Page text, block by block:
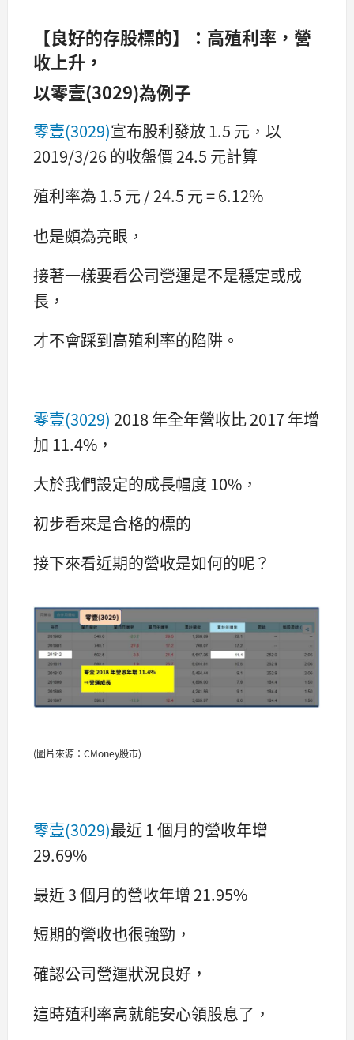
【良好的存股標的】：高殖利率，營
收上升，
以零壹(3029)為例子
零壹(3029)宣布股利發放 1.5 元，以
2019/3/26 的收盤價 24.5 元計算
殖利率為 1.5 元 / 24.5 元 = 6.12%
也是頗為亮眼，
接著一樣要看公司營運是不是穩定或成
長，
才不會踩到高殖利率的陷阱。
零壹(3029) 2018 年全年營收比 2017 年增
加 11.4%，
大於我們設定的成長幅度 10%，
初步看來是合格的標的
接下來看近期的營收是如何的呢？
(圖片來源：CMoney股市)
零壹(3029)最近 1 個月的營收年增
29.69%
最近 3 個月的營收年增 21.95%
短期的營收也很強勁，
確認公司營運狀況良好，
這時殖利率高就能安心領股息了，